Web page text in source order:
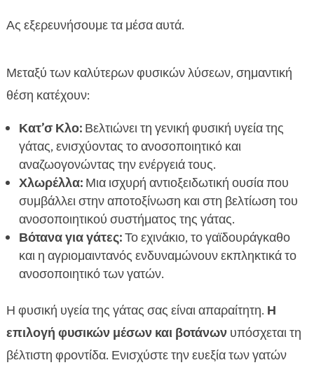
Ας εξερευνήσουμε τα μέσα αυτά.
Μεταξύ των καλύτερων φυσικών λύσεων, σημαντική
θέση κατέχουν:
Κατ’σ Κλο:Βελτιώνει τη γενική φυσική υγεία της
γάτας, ενισχύοντας το ανοσοποιητικό και
αναζωογονώντας την ενέργειά τους.
Χλωρέλλα:Μια ισχυρή αντιοξειδωτική ουσία που
συμβάλλει στην αποτοξίνωση και στη βελτίωση του
ανοσοποιητικού συστήματος της γάτας.
Βότανα για γάτες:Το εχινάκιο, το γαϊδουράγκαθο
και η αγριομαιντανός ενδυναμώνουν εκπληκτικά το
ανοσοποιητικό των γατών.
Η φυσική υγεία της γάτας σας είναι απαραίτητη. Η
επιλογή φυσικών μέσων και βοτάνωνυπόσχεται τη
βέλτιστη φροντίδα. Ενισχύστε την ευεξία των γατών